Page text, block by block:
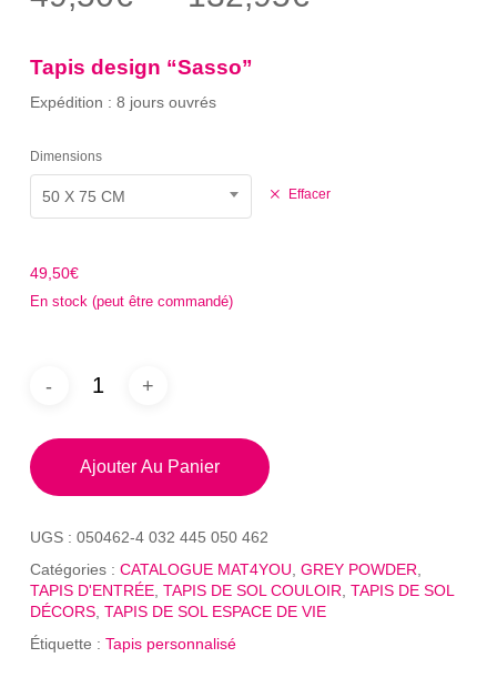
sur 5
client
Tapis design “Sasso”
Expédition : 8 jours ouvrés
Dimensions
50 X 75 CM Effacer
49,50€
En stock (peut être commandé)
Ajouter Au Panier
UGS : 050462-4 032 445 050 462
Catégories : CATALOGUE MAT4YOU GREY POWDER
TAPIS D'ENTRÉE, TAPIS DE SOL COULOIR TAPIS DE SOL
DÉCORS, TAPIS DE SOL ESPACE DE VIE
Étiquette : Tapis personnalisé